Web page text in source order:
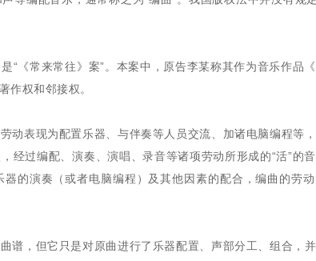
“《常来常往》案”。本案中，原告李某称其作为音乐作品
作权和邻接权。
动表现为配置乐器、与伴奏等人员交流、加诸电脑编程等
经过编配、演奏、演唱、录音等诸项劳动所形成的“活”的
的演奏（或者电脑编程）及其他因素的配合，编曲的劳
谱，但它只是对原曲进行了乐器配置、声部分工、组合，